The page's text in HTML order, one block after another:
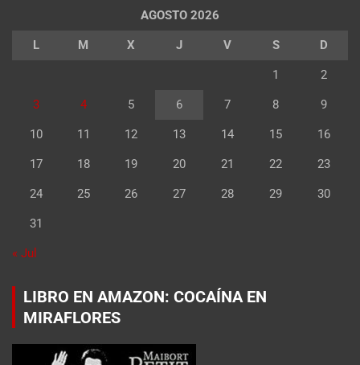
AGOSTO 2026
L M X J V S D
1 2
3 4 5 6 7 8 9
10 11 12 13 14 15 16
17 18 19 20 21 22 23
24 25 26 27 28 29 30
31
« Jul
LIBRO EN AMAZON: COCAÍNA EN
MIRAFLORES